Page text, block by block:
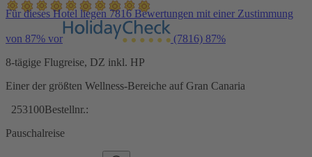
Für dieses Hotel liegen 7816 Bewertungen mit einer Zustimmung
von 87% vor (7816) 87%
8-tägige Flugreise, DZ inkl. HP
Einer der größten Wellness-Bereiche auf Gran Canaria
253100Bestellnr.:
Pauschalreise